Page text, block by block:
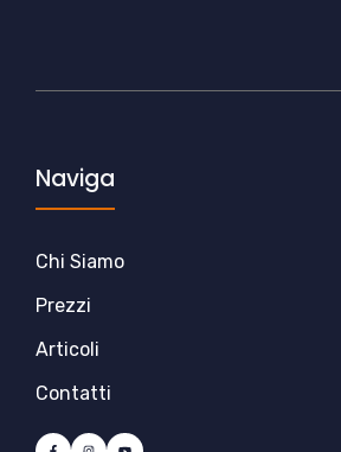
Naviga
Chi Siamo
Prezzi
Articoli
Contatti